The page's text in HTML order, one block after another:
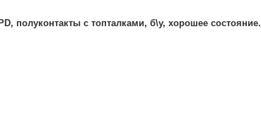
полуконтакты с топталками, б\у, хорошее состояние.